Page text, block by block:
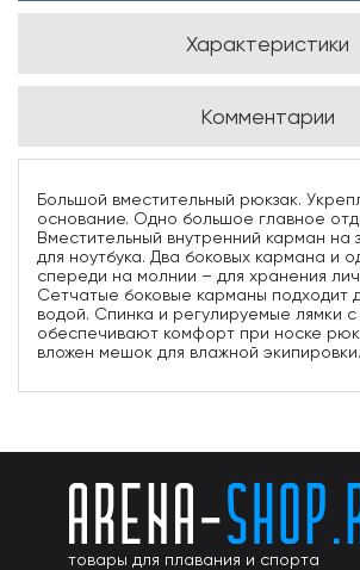
Характеристики
Комментарии
Большой вместительный рюкзак.
основание. Одно большое главное
Вместительный внутренний карман на
для ноутбука. Два боковых кармана и
спереди на молнии – для хранения
Сетчатые боковые карманы подходит
водой. Спинка и регулируемые лямки с
обеспечивают комфорт при носке
вложен мешок для влажной экипировки.
товары для плавания и спорта